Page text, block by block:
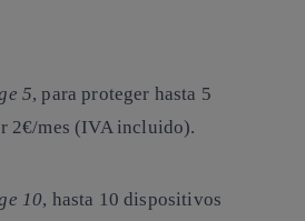
5, para proteger hasta 5
2€/mes (IVA incluido).
10, hasta 10 dispositivos